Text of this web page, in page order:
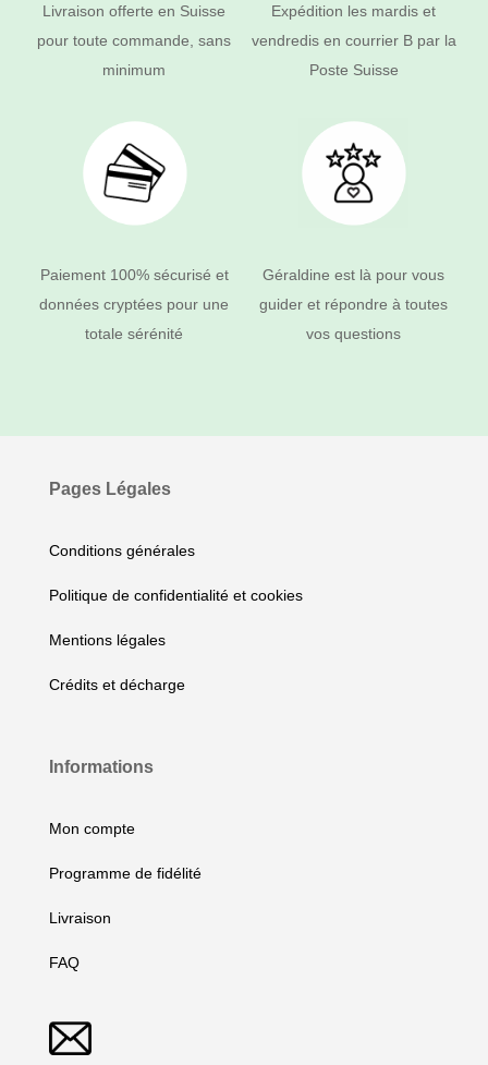
Livraison offerte en Suisse
pour toute commande, sans
minimum
Expédition les mardis et
vendredis en courrier B par la
Poste Suisse
Paiement 100% sécurisé et
données cryptées pour une
totale sérénité
Géraldine est là pour vous
guider et répondre à toutes
vos questions
Pages Légales
Conditions générales
Politique de confidentialité et cookies
Mentions légales
Crédits et décharge
Informations
Mon compte
Programme de fidélité
Livraison
FAQ